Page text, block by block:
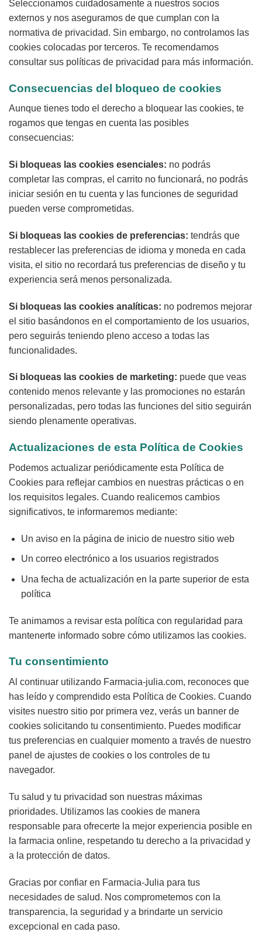
Seleccionamos cuidadosamente a nuestros socios
externos y nos aseguramos de que cumplan con la
normativa de privacidad. Sin embargo, no controlamos las
cookies colocadas por terceros. Te recomendamos
consultar sus políticas de privacidad para más información.
Consecuencias del bloqueo de cookies
Aunque tienes todo el derecho a bloquear las cookies, te
rogamos que tengas en cuenta las posibles
consecuencias:
Si bloqueas las cookies esenciales: no podrás
completar las compras, el carrito no funcionará, no podrás
iniciar sesión en tu cuenta y las funciones de seguridad
pueden verse comprometidas.
Si bloqueas las cookies de preferencias: tendrás que
restablecer las preferencias de idioma y moneda en cada
visita, el sitio no recordará tus preferencias de diseño y tu
experiencia será menos personalizada.
Si bloqueas las cookies analíticas: no podremos mejorar
el sitio basándonos en el comportamiento de los usuarios,
pero seguirás teniendo pleno acceso a todas las
funcionalidades.
Si bloqueas las cookies de marketing: puede que veas
contenido menos relevante y las promociones no estarán
personalizadas, pero todas las funciones del sitio seguirán
siendo plenamente operativas.
Actualizaciones de esta Política de Cookies
Podemos actualizar periódicamente esta Política de
Cookies para reflejar cambios en nuestras prácticas o en
los requisitos legales. Cuando realicemos cambios
significativos, te informaremos mediante:
Un aviso en la página de inicio de nuestro sitio web
Un correo electrónico a los usuarios registrados
Una fecha de actualización en la parte superior de esta
política
Te animamos a revisar esta política con regularidad para
mantenerte informado sobre cómo utilizamos las cookies.
Tu consentimiento
Al continuar utilizando Farmacia-julia.com, reconoces que
has leído y comprendido esta Política de Cookies. Cuando
visites nuestro sitio por primera vez, verás un banner de
cookies solicitando tu consentimiento. Puedes modificar
tus preferencias en cualquier momento a través de nuestro
panel de ajustes de cookies o los controles de tu
navegador.
Tu salud y tu privacidad son nuestras máximas
prioridades. Utilizamos las cookies de manera
responsable para ofrecerte la mejor experiencia posible en
la farmacia online, respetando tu derecho a la privacidad y
a la protección de datos.
Gracias por confiar en Farmacia-Julia para tus
necesidades de salud. Nos comprometemos con la
transparencia, la seguridad y a brindarte un servicio
excepcional en cada paso.